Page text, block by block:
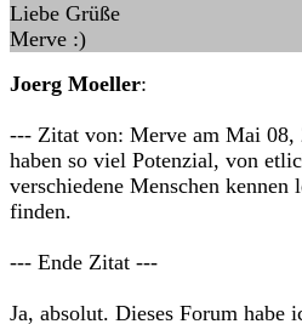
Liebe Grüße
Merve :)
Joerg Moeller:
--- Zitat von: Merve am Mai 08,
haben so viel Potenzial, von
verschiedene Menschen kennen
finden.
--- Ende Zitat ---
Ja, absolut. Dieses Forum habe